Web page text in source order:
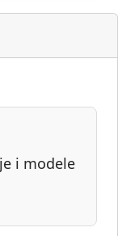
i modele